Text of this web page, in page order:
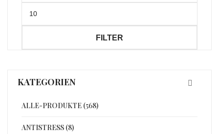
Preis
FILTER
KATEGORIEN
ALLE-PRODUKTE (568)
ANTISTRESS (8)